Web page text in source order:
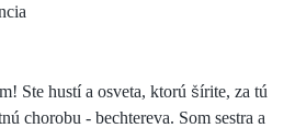
Ste hustí a osveta, ktorú šírite, za tú
chorobu - bechtereva. Som sestra a